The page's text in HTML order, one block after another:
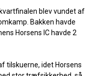
blev vundet af
Bakken havde
Horsens IC havde 2
tilskuerne, idet Horsens